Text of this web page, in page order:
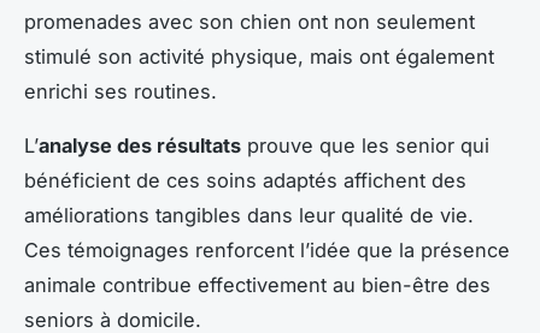
promenades avec son chien ont non seulement
stimulé son activité physique, mais ont également
enrichi ses routines.
L’analyse des résultats prouve que les senior qui
bénéficient de ces soins adaptés affichent des
améliorations tangibles dans leur qualité de vie.
Ces témoignages renforcent l’idée que la présence
animale contribue effectivement au bien-être des
seniors à domicile.